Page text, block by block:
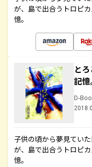
が、島で出合うトロピ
憶。
と
記
D-
子供の頃から夢見てい
が、島で出合うトロピ
憶。